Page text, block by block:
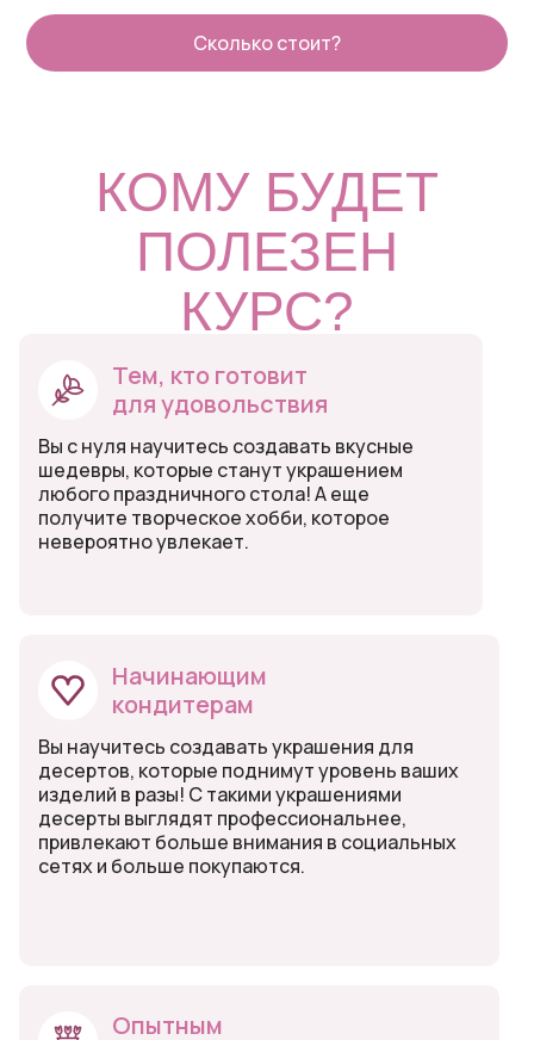
Сколько стоит?
Вы научитесь создавать украшения для
десертов, которые поднимут уровень ваших
изделий в разы! С такими украшениями
десерты выглядят профессиональнее,
привлекают больше внимания в социальных
сетях и больше покупаются.
Начинающим
кондитерам
Вы с нуля научитесь создавать вкусные
шедевры, которые станут украшением
любого праздничного стола! А еще
получите творческое хобби, которое
невероятно увлекает.
Тем, кто готовит
для удовольствия
Опытным
КОМУ БУДЕТ
ПОЛЕЗЕН
КУРС?